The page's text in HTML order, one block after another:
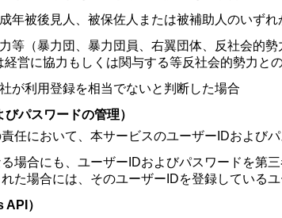
成年被後見人、被保佐人または被補助人のいず
力等（暴力団、暴力団員、右翼団体、反社会的
経営に協力もしくは関与する等反社会的勢力と
が利用登録を相当でないと判断した場合
パスワードの管理）
任において、本サービスのユーザーIDおよび
場合にも、ユーザーIDおよびパスワードを第
た場合には、そのユーザーIDを登録している
）